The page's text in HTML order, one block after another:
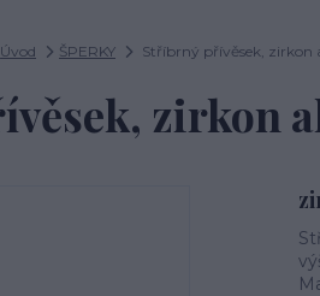
Úvod ŠPERKY Stříbrný přívěsek, zirkon
zirkon